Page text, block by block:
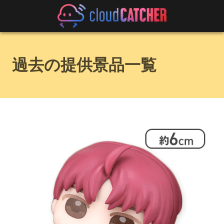
過去の提供景品一覧